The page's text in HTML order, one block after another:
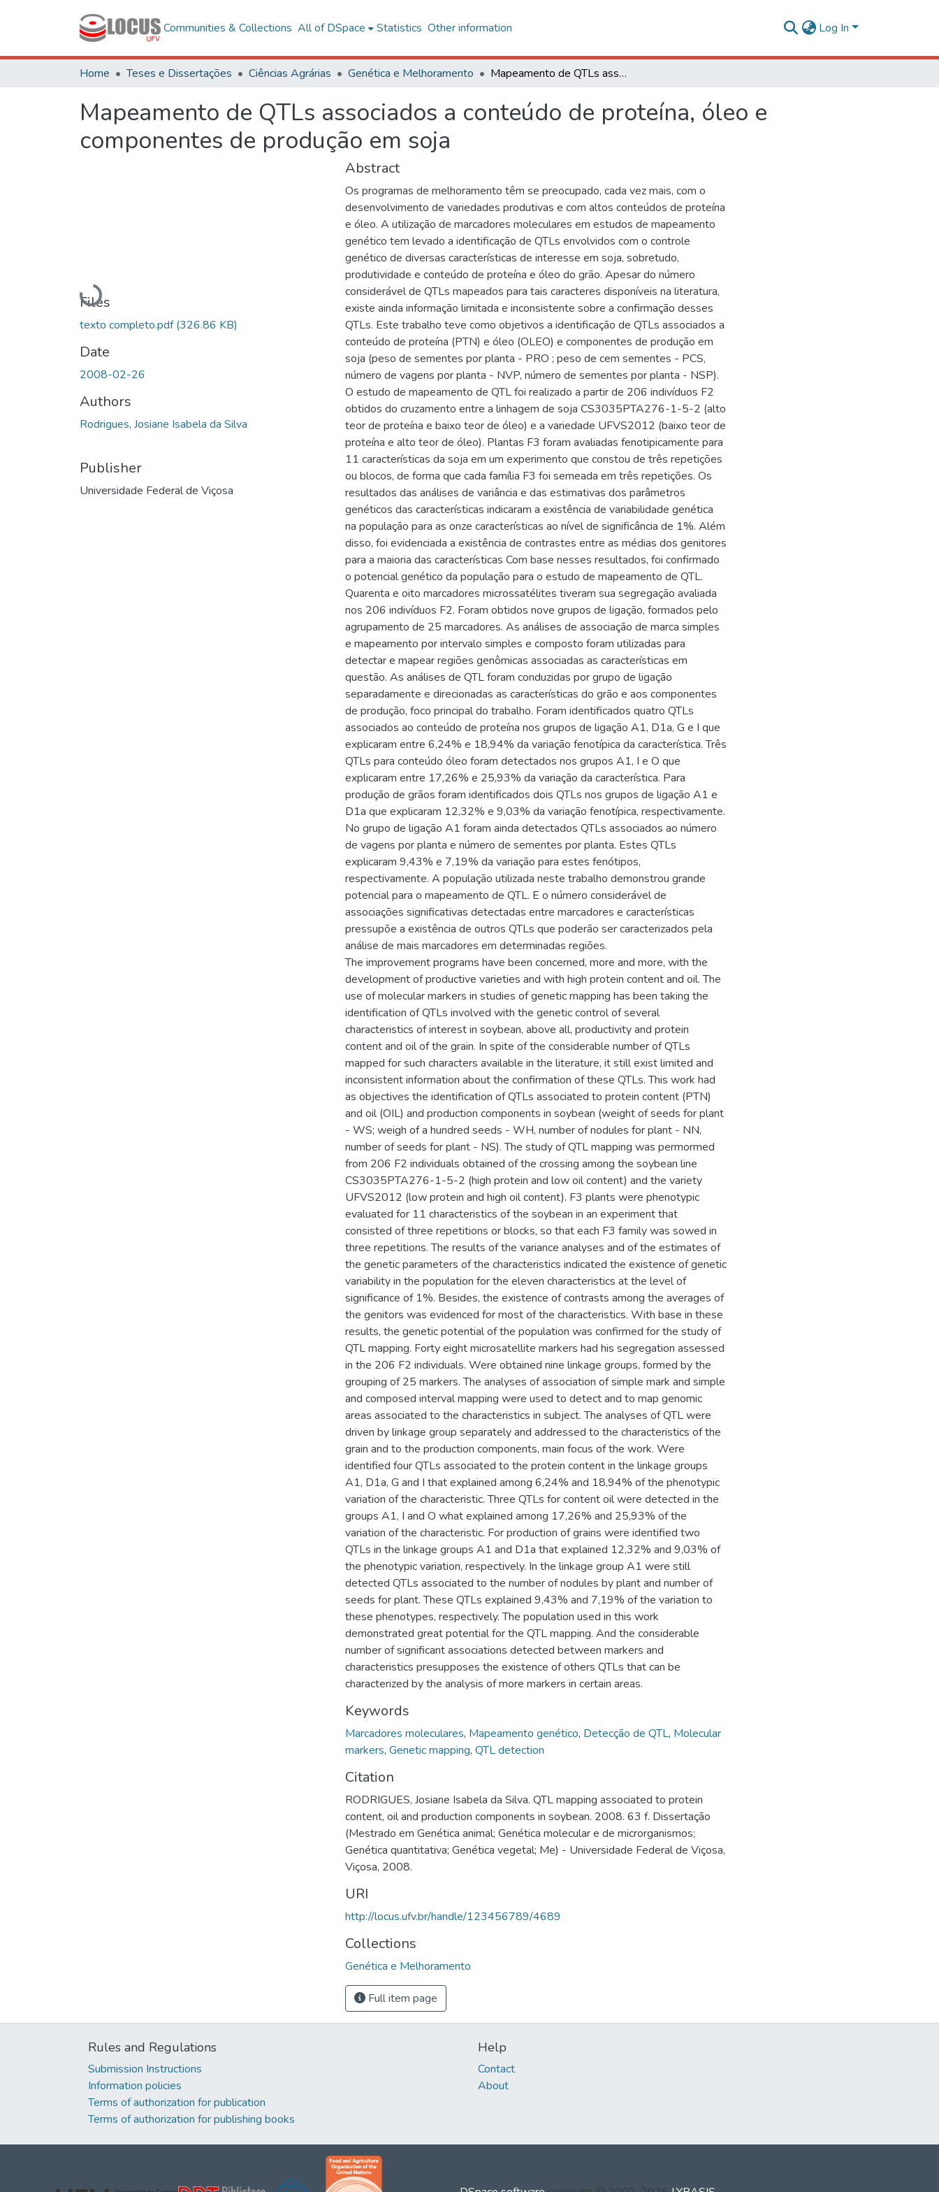
Communities & Collections All of DSpace Statistics Other information Log In
Home Teses e Dissertações Ciências Agrárias Genética e Melhoramento Mapeamento de QTLs associados a conteúdo de proteína, óleo e componentes de produção em soja
Mapeamento de QTLs associados a conteúdo de proteína, óleo e
componentes de produção em soja
Loading...
Files
texto completo.pdf(326.86 KB)
Date
2008-02-26
Authors
Rodrigues, Josiane Isabela da Silva
Publisher
Universidade Federal de Viçosa
Abstract
Os programas de melhoramento têm se preocupado, cada vez mais, com o
desenvolvimento de variedades produtivas e com altos conteúdos de proteína
e óleo. A utilização de marcadores moleculares em estudos de mapeamento
genético tem levado a identificação de QTLs envolvidos com o controle
genético de diversas características de interesse em soja, sobretudo,
produtividade e conteúdo de proteína e óleo do grão. Apesar do número
considerável de QTLs mapeados para tais caracteres disponíveis na literatura,
existe ainda informação limitada e inconsistente sobre a confirmação desses
QTLs. Este trabalho teve como objetivos a identificação de QTLs associados a
conteúdo de proteína (PTN) e óleo (OLEO) e componentes de produção em
soja (peso de sementes por planta - PRO ; peso de cem sementes - PCS,
número de vagens por planta - NVP, número de sementes por planta - NSP).
O estudo de mapeamento de QTL foi realizado a partir de 206 indivíduos F2
obtidos do cruzamento entre a linhagem de soja CS3035PTA276-1-5-2 (alto
teor de proteína e baixo teor de óleo) e a variedade UFVS2012 (baixo teor de
proteína e alto teor de óleo). Plantas F3 foram avaliadas fenotipicamente para
11 características da soja em um experimento que constou de três repetições
ou blocos, de forma que cada família F3 foi semeada em três repetições. Os
resultados das análises de variância e das estimativas dos parâmetros
genéticos das características indicaram a existência de variabilidade genética
na população para as onze características ao nível de significância de 1%. Além
disso, foi evidenciada a existência de contrastes entre as médias dos genitores
para a maioria das características Com base nesses resultados, foi confirmado
o potencial genético da população para o estudo de mapeamento de QTL.
Quarenta e oito marcadores microssatélites tiveram sua segregação avaliada
nos 206 indivíduos F2. Foram obtidos nove grupos de ligação, formados pelo
agrupamento de 25 marcadores. As análises de associação de marca simples
e mapeamento por intervalo simples e composto foram utilizadas para
detectar e mapear regiões genômicas associadas as características em
questão. As análises de QTL foram conduzidas por grupo de ligação
separadamente e direcionadas as características do grão e aos componentes
de produção, foco principal do trabalho. Foram identificados quatro QTLs
associados ao conteúdo de proteína nos grupos de ligação A1, D1a, G e I que
explicaram entre 6,24% e 18,94% da variação fenotípica da característica. Três
QTLs para conteúdo óleo foram detectados nos grupos A1, I e O que
explicaram entre 17,26% e 25,93% da variação da característica. Para
produção de grãos foram identificados dois QTLs nos grupos de ligação A1 e
D1a que explicaram 12,32% e 9,03% da variação fenotípica, respectivamente.
No grupo de ligação A1 foram ainda detectados QTLs associados ao número
de vagens por planta e número de sementes por planta. Estes QTLs
explicaram 9,43% e 7,19% da variação para estes fenótipos,
respectivamente. A população utilizada neste trabalho demonstrou grande
potencial para o mapeamento de QTL. E o número considerável de
associações significativas detectadas entre marcadores e características
pressupõe a existência de outros QTLs que poderão ser caracterizados pela
análise de mais marcadores em determinadas regiões.
The improvement programs have been concerned, more and more, with the
development of productive varieties and with high protein content and oil. The
use of molecular markers in studies of genetic mapping has been taking the
identification of QTLs involved with the genetic control of several
characteristics of interest in soybean, above all, productivity and protein
content and oil of the grain. In spite of the considerable number of QTLs
mapped for such characters available in the literature, it still exist limited and
inconsistent information about the confirmation of these QTLs. This work had
as objectives the identification of QTLs associated to protein content (PTN)
and oil (OIL) and production components in soybean (weight of seeds for plant
- WS; weigh of a hundred seeds - WH, number of nodules for plant - NN,
number of seeds for plant - NS). The study of QTL mapping was permormed
from 206 F2 individuals obtained of the crossing among the soybean line
CS3035PTA276-1-5-2 (high protein and low oil content) and the variety
UFVS2012 (low protein and high oil content). F3 plants were phenotypic
evaluated for 11 characteristics of the soybean in an experiment that
consisted of three repetitions or blocks, so that each F3 family was sowed in
three repetitions. The results of the variance analyses and of the estimates of
the genetic parameters of the characteristics indicated the existence of genetic
variability in the population for the eleven characteristics at the level of
significance of 1%. Besides, the existence of contrasts among the averages of
the genitors was evidenced for most of the characteristics. With base in these
results, the genetic potential of the population was confirmed for the study of
QTL mapping. Forty eight microsatellite markers had his segregation assessed
in the 206 F2 individuals. Were obtained nine linkage groups, formed by the
grouping of 25 markers. The analyses of association of simple mark and simple
and composed interval mapping were used to detect and to map genomic
areas associated to the characteristics in subject. The analyses of QTL were
driven by linkage group separately and addressed to the characteristics of the
grain and to the production components, main focus of the work. Were
identified four QTLs associated to the protein content in the linkage groups
A1, D1a, G and I that explained among 6,24% and 18,94% of the phenotypic
variation of the characteristic. Three QTLs for content oil were detected in the
groups A1, I and O what explained among 17,26% and 25,93% of the
variation of the characteristic. For production of grains were identified two
QTLs in the linkage groups A1 and D1a that explained 12,32% and 9,03% of
the phenotypic variation, respectively. In the linkage group A1 were still
detected QTLs associated to the number of nodules by plant and number of
seeds for plant. These QTLs explained 9,43% and 7,19% of the variation to
these phenotypes, respectively. The population used in this work
demonstrated great potential for the QTL mapping. And the considerable
number of significant associations detected between markers and
characteristics presupposes the existence of others QTLs that can be
characterized by the analysis of more markers in certain areas.
Keywords
Marcadores moleculares, Mapeamento genético, Detecção de QTL, Molecular
markers, Genetic mapping, QTL detection
Citation
RODRIGUES, Josiane Isabela da Silva. QTL mapping associated to protein
content, oil and production components in soybean. 2008. 63 f. Dissertação
(Mestrado em Genética animal; Genética molecular e de microrganismos;
Genética quantitativa; Genética vegetal; Me) - Universidade Federal de Viçosa,
Viçosa, 2008.
URI
http://locus.ufv.br/handle/123456789/4689
Collections
Genética e Melhoramento
Full item page
Rules and Regulations
Submission Instructions
Information policies
Terms of authorization for publication
Terms of authorization for publishing books
Help
Contact
About